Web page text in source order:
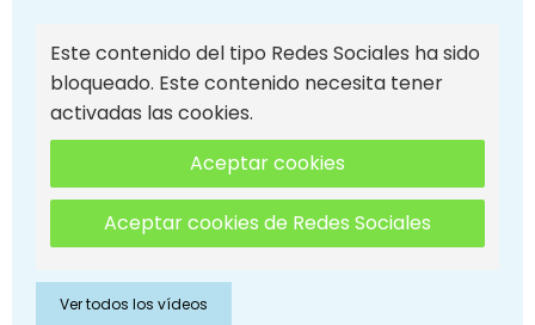
Este contenido del tipo Redes Sociales ha sido
bloqueado. Este contenido necesita tener
activadas las cookies.
Aceptar cookies
Aceptar cookies de Redes Sociales
Ver todos los vídeos